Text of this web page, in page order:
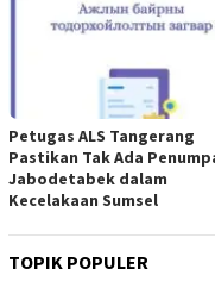
Petugas ALS Tangerang
Pastikan Tak Ada
Jabodetabek dalam
Kecelakaan Sumsel
TOPIK POPULER